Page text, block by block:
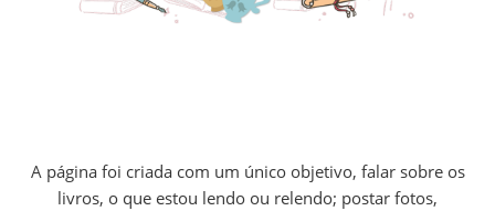
A página foi criada com um único objetivo, falar sobre os
livros, o que estou lendo ou relendo; postar fotos,